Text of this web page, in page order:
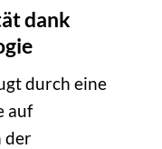
dank
durch eine
auf
der